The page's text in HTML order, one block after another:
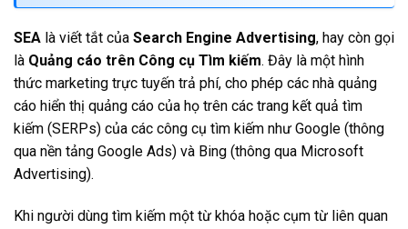
SEA là viết tắt của Search Engine Advertising, hay còn gọi
là Quảng cáo trên Công cụ Tìm kiếm. Đây là một hình
thức marketing trực tuyến trả phí, cho phép các nhà quảng
cáo hiển thị quảng cáo của họ trên các trang kết quả tìm
kiếm (SERPs) của các công cụ tìm kiếm như Google (thông
qua nền tảng Google Ads) và Bing (thông qua Microsoft
Advertising).
Khi người dùng tìm kiếm một từ khóa hoặc cụm từ liên quan